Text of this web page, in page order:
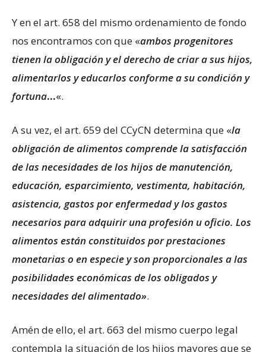
Y en el art. 658 del mismo ordenamiento de fondo
nos encontramos con que «ambos progenitores
tienen la obligación y el derecho de criar a sus hijos,
alimentarlos y educarlos conforme a su condición y
fortuna…«.
A su vez, el art. 659 del CCyCN determina que «la
obligación de alimentos comprende la satisfacción
de las necesidades de los hijos de manutención,
educación, esparcimiento, vestimenta, habitación,
asistencia, gastos por enfermedad y los gastos
necesarios para adquirir una profesión u oficio. Los
alimentos están constituidos por prestaciones
monetarias o en especie y son proporcionales a las
posibilidades económicas de los obligados y
necesidades del alimentado».
Amén de ello, el art. 663 del mismo cuerpo legal
contempla la situación de los hijos mayores que se